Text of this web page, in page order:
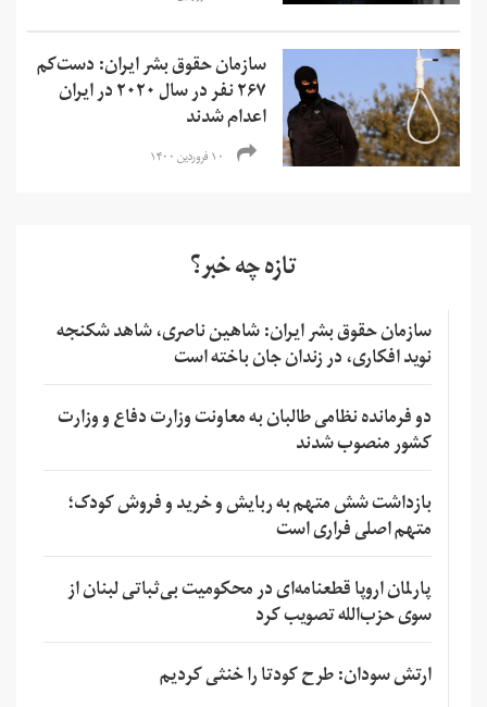
سازمان حقوق بشر ایران: دست‌کم
۲۶۷ نفر در سال ۲۰۲۰ در ایران
اعدام شدند
۱۰ فروردین ۱۴۰۰
تازه چه خبر؟
سازمان حقوق بشر ایران: شاهین ناصری، شاهد شکنجه
نوید افکاری، در زندان جان باخته است
دو فرمانده نظامی طالبان به معاونت وزارت دفاع و وزارت
کشور منصوب شدند
بازداشت شش متهم به ربایش و خرید و فروش کودک؛
متهم اصلی فراری است
پارلمان اروپا قطعنامه‌ای در محکومیت بی‌ثباتی لبنان از
سوی حزب‌الله تصویب کرد
ارتش سودان: طرح کودتا را خنثی کردیم